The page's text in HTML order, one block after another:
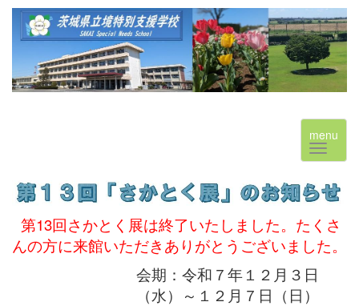
menu
第13回さかとく展は終了いたしました。たくさ
んの方に来館いただきありがとうございました。
会期：令和７年１２月３日
（水）～１２月７日（日）